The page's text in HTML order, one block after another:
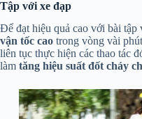
Tập với xe đạp
Để đạt hiệu quả cao với bài tập
vận tốc cao trong vòng vài
liên tục thực hiện các thao tác
làm tăng hiệu suất đốt cháy